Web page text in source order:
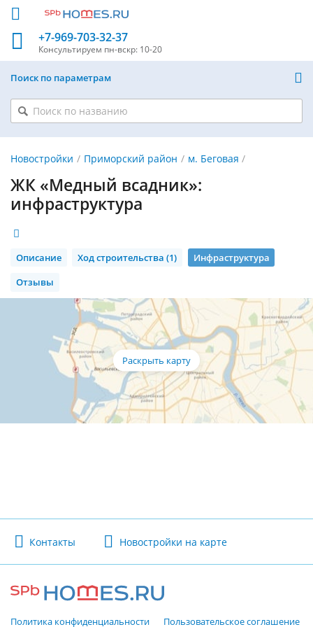
+7-969-703-32-37
Консультируем пн-вскр: 10-20
Поиск по параметрам
Новостройки Приморский район м. Беговая
ЖК «Медный всадник»:
инфраструктура
Описание Ход строительства (1)
Инфраструктура
Отзывы
Контакты Новостройки на карте
Политика конфиденциальности Пользовательское соглашение